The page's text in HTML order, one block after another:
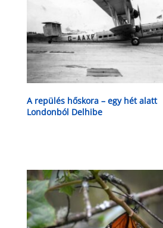
A repülés hőskora – egy hét alatt
Londonból Delhibe